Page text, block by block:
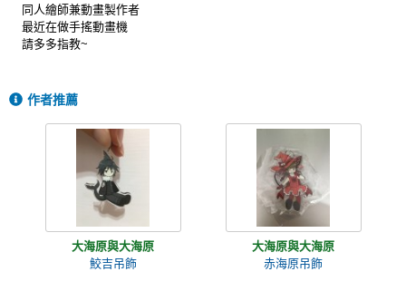
同人繪師兼動畫製作者
最近在做手搖動畫機
請多多指教~
作者推薦
大海原與大海原
鮫吉吊飾
大海原與大海原
赤海原吊飾